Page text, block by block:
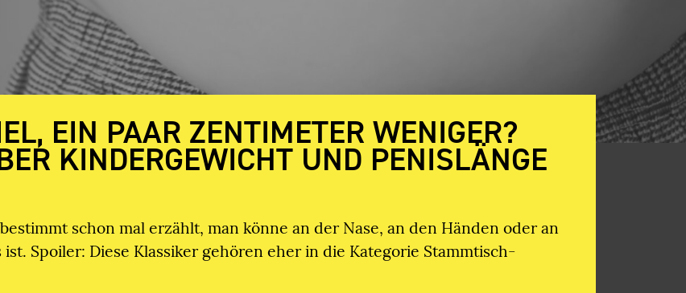
EIN PAAR ZENTIMETER WENIGER?
KINDERGEWICHT UND PENISLÄNGE
schon mal erzählt, man könne an der Nase, an den Händen oder an
ist. Spoiler: Diese Klassiker gehören eher in die Kategorie Stammtisch-